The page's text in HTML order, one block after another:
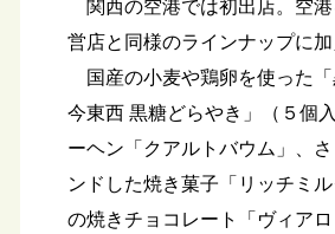
関西の空港では初出店。空
営店と同様のラインナップに
国産の小麦や鶏卵を使った
今東西 黒糖どらやき」（５個
ーヘン「クアルトバウム」、
ンドした焼き菓子「リッチミ
の焼きチョコレート「ヴィア